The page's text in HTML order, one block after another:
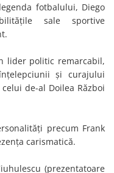
fotbalului, Diego
sale sportive
lider politic remarcabil,
și curajului
de-al Doilea Război
precum Frank
carismatică.
(prezentatoare